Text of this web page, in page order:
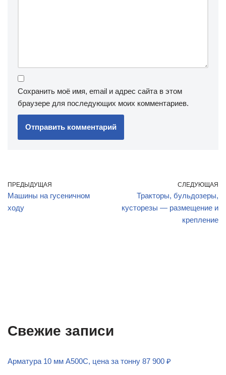
Сохранить моё имя, email и адрес сайта в этом
браузере для последующих моих комментариев.
ПРЕДЫДУЩАЯ
Машины на гусеничном
ходу
СЛЕДУЮЩАЯ
Тракторы, бульдозеры,
кусторезы — размещение и
крепление
Свежие записи
Арматура 10 мм А500С, цена за тонну 87 900 ₽